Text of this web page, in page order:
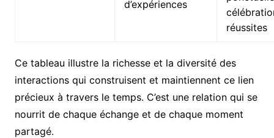
d’expériences
réussites
Ce tableau illustre la richesse et la diversité des
interactions qui construisent et maintiennent ce lien
précieux à travers le temps. C’est une relation qui se
nourrit de chaque échange et de chaque moment
partagé.